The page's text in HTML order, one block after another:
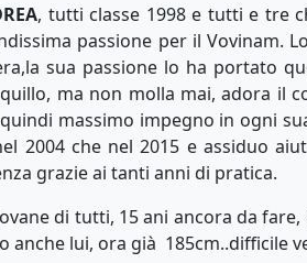
, tutti classe 1998 e tutti e tre
passione per il Vovinam.
sua passione lo ha portato
ma non molla mai, adora
massimo impegno in ogni
2004 che nel 2015 e assiduo
grazie ai tanti anni di pratica.
di tutti, 15 ani ancora da
anche lui, ora già 185cm..difficile